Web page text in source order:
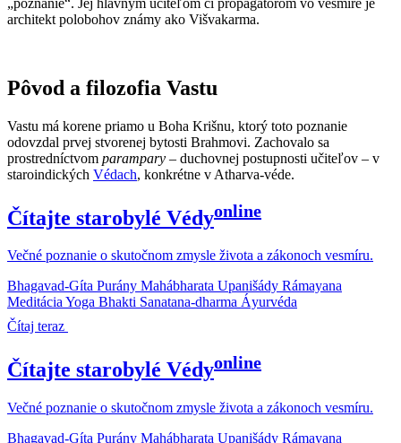
architekt polobohov známy ako Višvakarma.
Pôvod a filozofia Vastu
Vastu má korene priamo u Boha Krišnu, ktorý toto poznanie
odovzdal prvej stvorenej bytosti Brahmovi. Zachovalo sa
prostredníctvom parampary – duchovnej postupnosti učiteľov – v
staroindických Védach, konkrétne v Atharva-véde.
Čítajte starobylé Védyonline
Večné poznanie o skutočnom zmysle života a zákonoch vesmíru.
Bhagavad-Gíta Purány Mahábharata Upanišády Rámayana
MeditáciaYoga Bhakti Sanatana-dharma Áyurvéda
Čítaj teraz
Čítajte starobylé Védyonline
Večné poznanie o skutočnom zmysle života a zákonoch vesmíru.
Bhagavad-Gíta Purány Mahábharata Upanišády Rámayana